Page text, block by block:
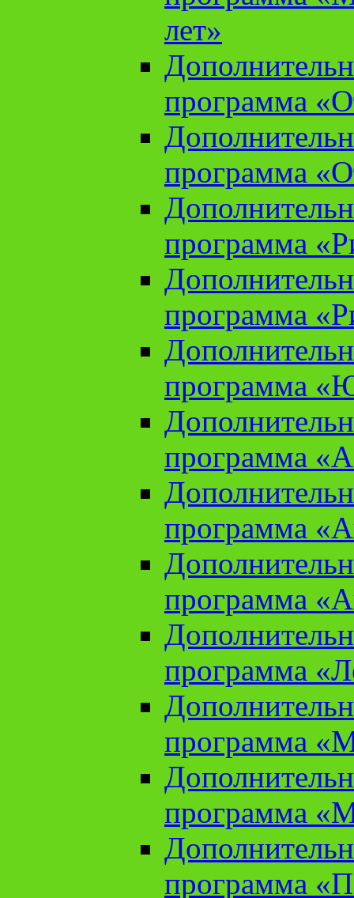
лет»
программа
программа
программа
программа
программа
программа
программа
программа
программа
программа
программа
программа